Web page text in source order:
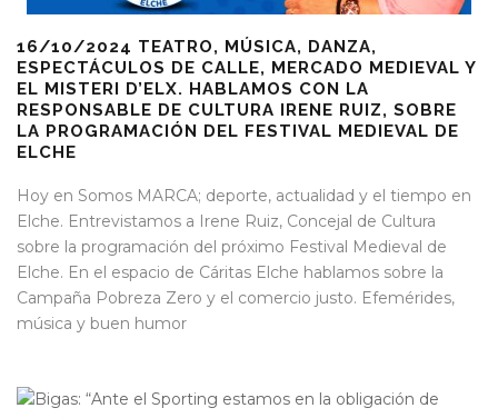
16/10/2024 TEATRO, MÚSICA, DANZA,
ESPECTÁCULOS DE CALLE, MERCADO MEDIEVAL Y
EL MISTERI D’ELX. HABLAMOS CON LA
RESPONSABLE DE CULTURA IRENE RUIZ, SOBRE
LA PROGRAMACIÓN DEL FESTIVAL MEDIEVAL DE
ELCHE
Hoy en Somos MARCA; deporte, actualidad y el tiempo en
Elche. Entrevistamos a Irene Ruiz, Concejal de Cultura
sobre la programación del próximo Festival Medieval de
Elche. En el espacio de Cáritas Elche hablamos sobre la
Campaña Pobreza Zero y el comercio justo. Efemérides,
música y buen humor